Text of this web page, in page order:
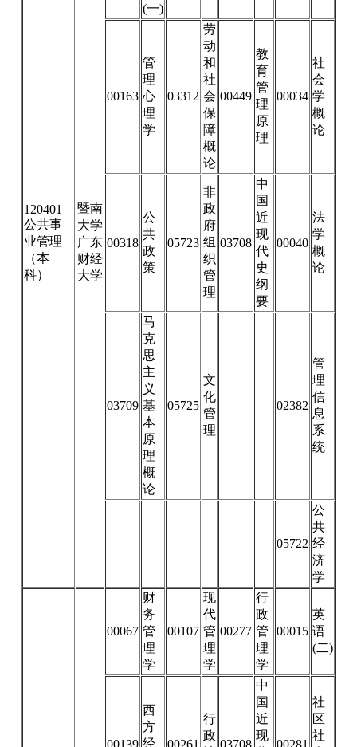
120401
公共事
业管理
（本
科）
暨南
大学
广东
财经
大学
(一)
00163
管
理
心
理
学
03312
劳
动
和
社
会
保
障
概
论
00449
教
育
管
理
原
理
00034
社
会
学
概
论
00318
公
共
政
策
05723
非
政
府
组
织
管
理
03708
中
国
近
现
代
史
纲
要
00040
法
学
概
论
03709
马
克
思
主
义
基
本
原
理
概
论
05725
文
化
管
理
02382
管
理
信
息
系
统
05722
公
共
经
济
学
00067
财
务
管
理
学
00107
现
代
管
理
学
00277
行
政
管
理
学
00015
英
语
(二)
西
方
经
行
政
中
国
近
现
社
区
社